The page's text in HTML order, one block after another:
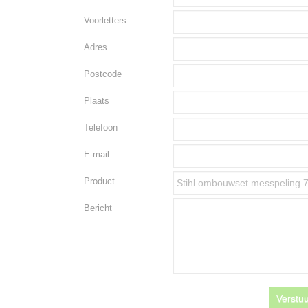
Voorletters
Adres
Postcode
Plaats
Telefoon
E-mail
Product
Bericht